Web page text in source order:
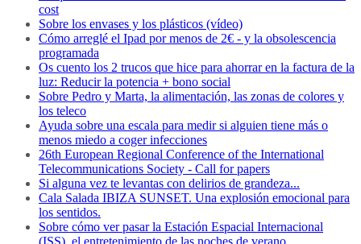
cost
Sobre los envases y los plásticos (vídeo)
Cómo arreglé el Ipad por menos de 2€ - y la obsolescencia
programada
Os cuento los 2 trucos que hice para ahorrar en la factura de la
luz: Reducir la potencia + bono social
Sobre Pedro y Marta, la alimentación, las zonas de colores y
los teleco
Ayuda sobre una escala para medir si alguien tiene más o
menos miedo a coger infecciones
26th European Regional Conference of the International
Telecommunications Society - Call for papers
Si alguna vez te levantas con delirios de grandeza...
Cala Salada IBIZA SUNSET. Una explosión emocional para
los sentidos.
Sobre cómo ver pasar la Estación Espacial Internacional